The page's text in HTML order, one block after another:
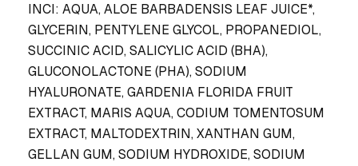
INCI: AQUA, ALOE BARBADENSIS LEAF JUICE*,
GLYCERIN, PENTYLENE GLYCOL, PROPANEDIOL,
SUCCINIC ACID, SALICYLIC ACID (BHA),
GLUCONOLACTONE (PHA), SODIUM
HYALURONATE, GARDENIA FLORIDA FRUIT
EXTRACT, MARIS AQUA, CODIUM TOMENTOSUM
EXTRACT, MALTODEXTRIN, XANTHAN GUM,
GELLAN GUM, SODIUM HYDROXIDE, SODIUM